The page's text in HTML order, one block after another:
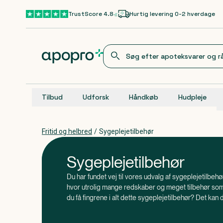
Gå til hovedindholdTrustScore 4.8 Hurtig levering 0-2 hverdage
Tilbud Udforsk Håndkøb Hudpleje
Fritid og helbred / Sygeplejetilbehør
Sygeplejetilbehør
Du har fundet vej til vores udvalg af
hvor utrolig mange redskaber og meget tilbehør
du få fingrene i alt dette sygeplejetilbehør? Det kan